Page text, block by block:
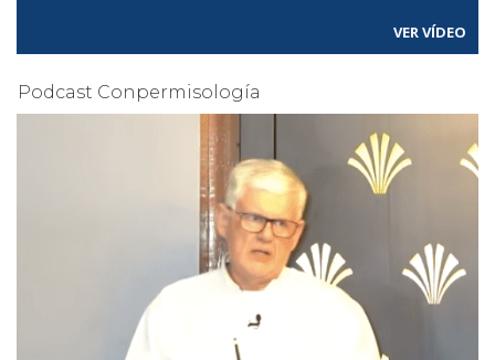
VER VÍDEO
Podcast Conpermisología